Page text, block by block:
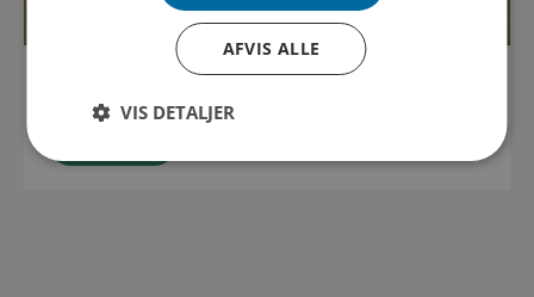
AFVIS ALLE
VIS DETALJER